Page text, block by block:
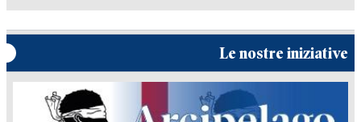
Le nostre iniziative